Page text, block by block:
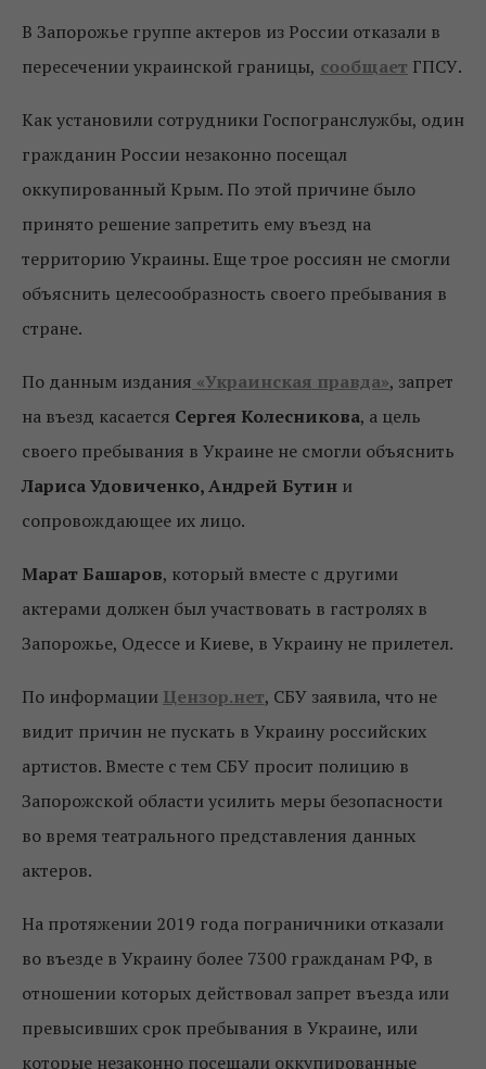
В Запорожье группе актеров из России отказали в
пересечении украинской границы, сообщает ГПСУ.
Как установили сотрудники Госпогранслужбы, один
гражданин России незаконно посещал
оккупированный Крым. По этой причине было
принято решение запретить ему въезд на
территорию Украины. Еще трое россиян не смогли
объяснить целесообразность своего пребывания в
стране.
По данным издания «Украинская правда», запрет
на въезд касается Сергея Колесникова, а цель
своего пребывания в Украине не смогли объяснить
Лариса Удовиченко, Андрей Бутин и
сопровождающее их лицо.
Марат Башаров, который вместе с другими
актерами должен был участвовать в гастролях в
Запорожье, Одессе и Киеве, в Украину не прилетел.
По информации Цензор.нет, СБУ заявила, что не
видит причин не пускать в Украину российских
артистов. Вместе с тем СБУ просит полицию в
Запорожской области усилить меры безопасности
во время театрального представления данных
актеров.
На протяжении 2019 года пограничники отказали
во въезде в Украину более 7300 гражданам РФ, в
отношении которых действовал запрет въезда или
превысивших срок пребывания в Украине, или
которые незаконно посещали оккупированные